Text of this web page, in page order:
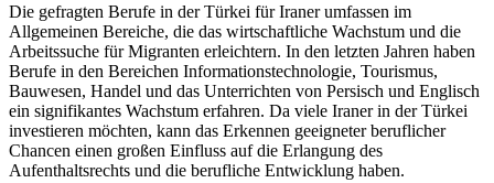
Die gefragten Berufe in der Türkei für Iraner umfassen im
Allgemeinen Bereiche, die das wirtschaftliche Wachstum und die
Arbeitssuche für Migranten erleichtern. In den letzten Jahren haben
Berufe in den Bereichen Informationstechnologie, Tourismus,
Bauwesen, Handel und das Unterrichten von Persisch und Englisch
ein signifikantes Wachstum erfahren. Da viele Iraner in der Türkei
investieren möchten, kann das Erkennen geeigneter beruflicher
Chancen einen großen Einfluss auf die Erlangung des
Aufenthaltsrechts und die berufliche Entwicklung haben.